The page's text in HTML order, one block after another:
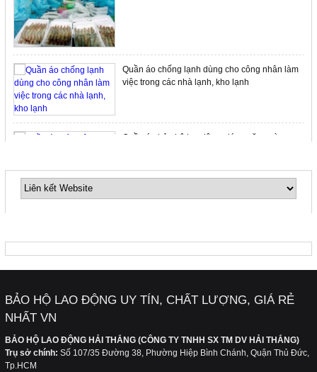
Quần áo chống lạnh dùng cho công nhân làm
việc trong các nhà lạnh, kho lạnh
Quần áo bảo hộ lao động giúp ngăn ngừa ung
Quần áo bảo hộ lao động cho công nhân xây
BẢO HỘ LAO ĐỘNG UY TÍN, CHẤT LƯỢNG, GIÁ RẺ
NHẤT VN
BẢO HỘ LAO ĐỘNG HẢI THẮNG (CÔNG TY TNHH SX TM DV HẢI THẮNG)
Trụ sở chính: Số 107/35 Đường 38, Phường Hiệp Bình Chánh, Quận Thủ Đức,
Tp.HCM